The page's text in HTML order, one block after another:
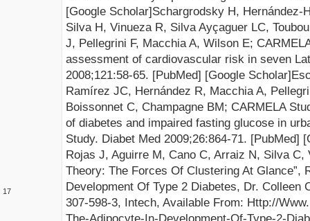
[Google Scholar]Schargrodsky H, Hernández-
Silva H, Vinueza R, Silva Ayçaguer LC,
J, Pellegrini F, Macchia A, Wilson E;
assessment of cardiovascular risk in seven
2008;121:58-65. [PubMed] [Google Scholar]
Ramírez JC, Hernández R, Macchia A,
Boissonnet C, Champagne BM; CARMELA
of diabetes and impaired fasting glucose in
Study. Diabet Med 2009;26:864-71. [PubMed] [
17
Rojas J, Aguirre M, Cano C, Arraiz N, Silva C,
Theory: The Forces Of Clustering At Glance”,
Development Of Type 2 Diabetes, Dr. Colleen
307-598-3, Intech, Available From: Http://